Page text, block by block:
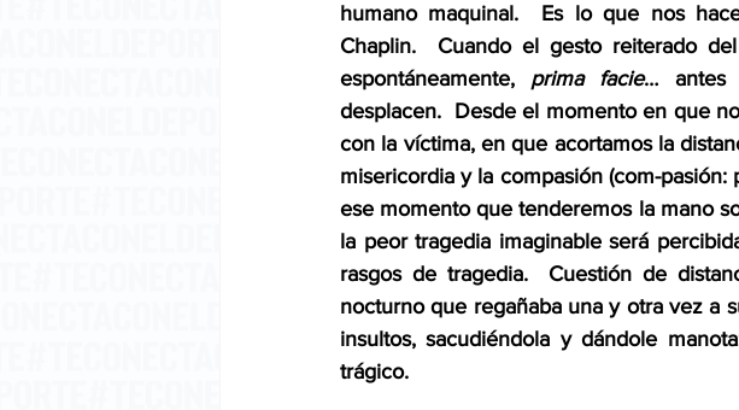
humano maquinal.  Es lo que nos
Chaplin.  Cuando el gesto reiterado
espontáneamente, prima facie… antes
desplacen.  Desde el momento en que
con la víctima, en que acortamos la
misericordia y la compasión (com-
ese momento que tenderemos la mano
la peor tragedia imaginable será
rasgos de tragedia.  Cuestión de
nocturno que regañaba una y otra vez a
insultos, sacudiéndola y dándole
trágico.